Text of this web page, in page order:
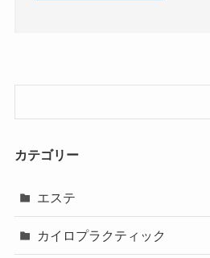
カテゴリー
エステ
カイロプラクティック